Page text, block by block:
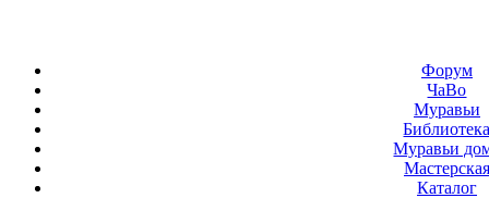
Форум
ЧаВо
Муравьи
Муравьи
Мастерская
Каталог